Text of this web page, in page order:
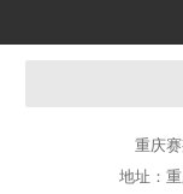
重庆
地址：